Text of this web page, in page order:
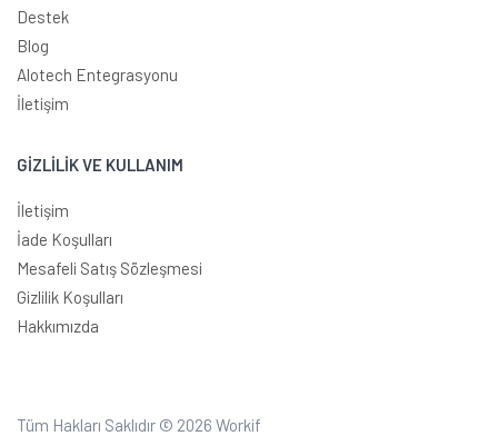
Destek
Blog
Alotech Entegrasyonu
İletişim
GİZLİLİK VE KULLANIM
İletişim
İade Koşulları
Mesafeli Satış Sözleşmesi
Gizlilik Koşulları
Hakkımızda
Tüm Hakları Saklıdır © 2026 Workif